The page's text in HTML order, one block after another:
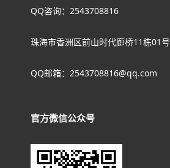
QQ咨询：2543708816
珠海市香洲区前山时代廊桥11栋01号
QQ邮箱：2543708816@qq.com
官方微信公众号